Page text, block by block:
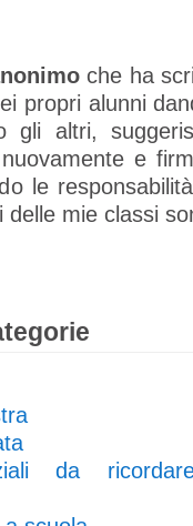
che ha
propri alunni
gli altri,
e
le
mie classi
da